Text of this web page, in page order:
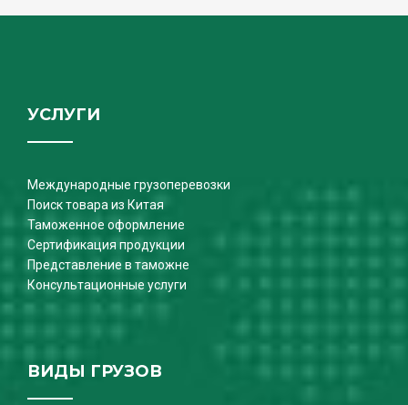
УСЛУГИ
Международные грузоперевозки
Поиск товара из Китая
Таможенное оформление
Сертификация продукции
Представление в таможне
Консультационные услуги
ВИДЫ ГРУЗОВ